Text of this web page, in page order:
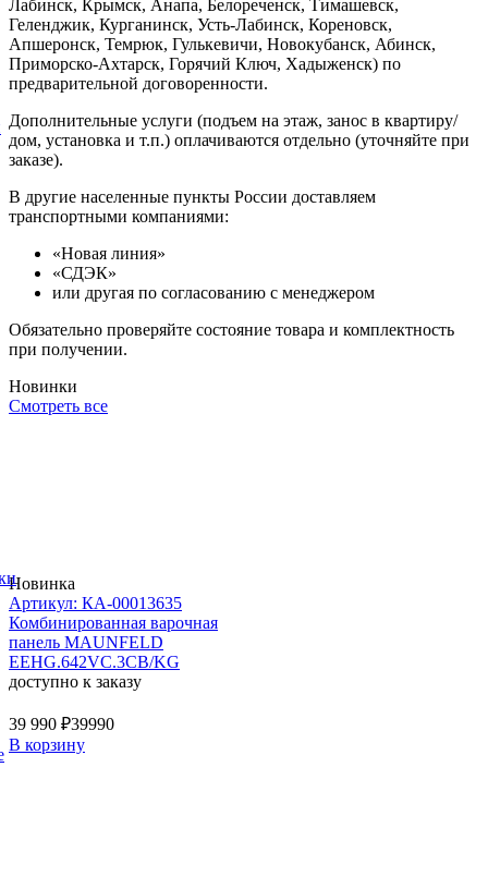
Лабинск, Крымск, Анапа, Белореченск, Тимашевск,
Геленджик, Курганинск, Усть-Лабинск, Кореновск,
Апшеронск, Темрюк, Гулькевичи, Новокубанск, Абинск,
Приморско-Ахтарск, Горячий Ключ, Хадыженск) по
предварительной договоренности.
Дополнительные услуги (подъем на этаж, занос в квартиру/
дом, установка и т.п.) оплачиваются отдельно (уточняйте при
заказе).
В другие населенные пункты России доставляем
транспортными компаниями:
«Новая линия»
«СДЭК»
или другая по согласованию с менеджером
Обязательно проверяйте состояние товара и комплектность
при получении.
Новинки
Смотреть все
Новинка
Артикул: КА-00013635
Комбинированная варочная
панель MAUNFELD
EEHG.642VC.3CB/KG
доступно к заказу
39 990 ₽39990
В корзину